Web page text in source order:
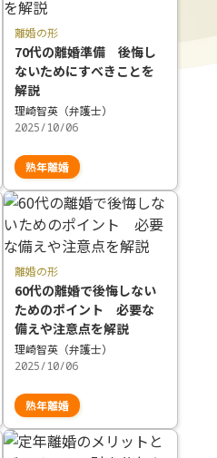
離婚の形
70代の離婚準備 後悔し
ないためにすべきことを
解説
理崎智英（弁護士）
2025/10/06
熟年離婚
離婚の形
60代の離婚で後悔しない
ためのポイント 必要な
備えや注意点を解説
理崎智英（弁護士）
2025/10/06
熟年離婚